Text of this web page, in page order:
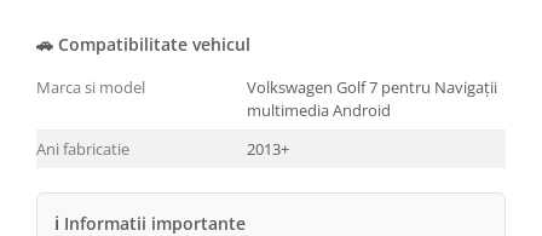
🚗 Compatibilitate vehicul
Marca si model
Volkswagen Golf 7 pentru Navigații
multimedia Android
Ani fabricatie
2013+
ℹ Informatii importante